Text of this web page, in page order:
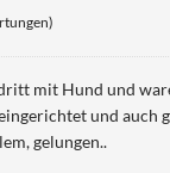
mit Hund und
und auch
gelungen..